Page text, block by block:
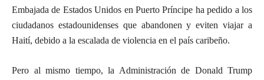
Embajada de Estados Unidos en Puerto Príncipe ha pedido a los
ciudadanos estadounidenses que abandonen y eviten viajar a
Haití, debido a la escalada de violencia en el país caribeño.
Pero al mismo tiempo, la Administración de Donald Trump